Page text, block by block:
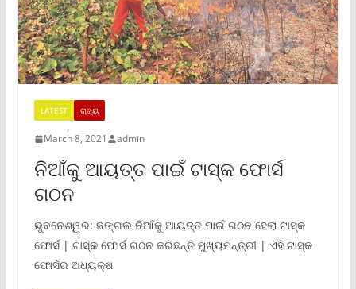
LATEST ରାଜ୍ୟ
March 8, 2021 admin
ନିଆଁକୁ ଆୟତ୍ତ ପାଇଁ ଟାସ୍କ ଫୋର୍ସ
ଗଠନ
ଭୁବନେଶ୍ୱର: ଜଙ୍ଗଲ ନିଆଁକୁ ଆୟତ୍ତ ପାଇଁ ଗଠନ ହେଲା ଟାସ୍କ
ଫୋର୍ସ | ଟାସ୍କ ଫୋର୍ସ ଗଠନ କରିଛନ୍ତି ମୁଖ୍ୟମନ୍ତ୍ରୀ | ଏହି ଟାସ୍କ
ଫୋର୍ସର ଅଧ୍ୟକ୍ଷ